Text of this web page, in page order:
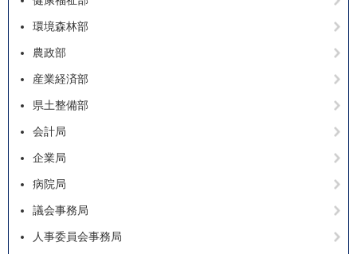
環境森林部
農政部
産業経済部
県土整備部
会計局
企業局
病院局
議会事務局
人事委員会事務局